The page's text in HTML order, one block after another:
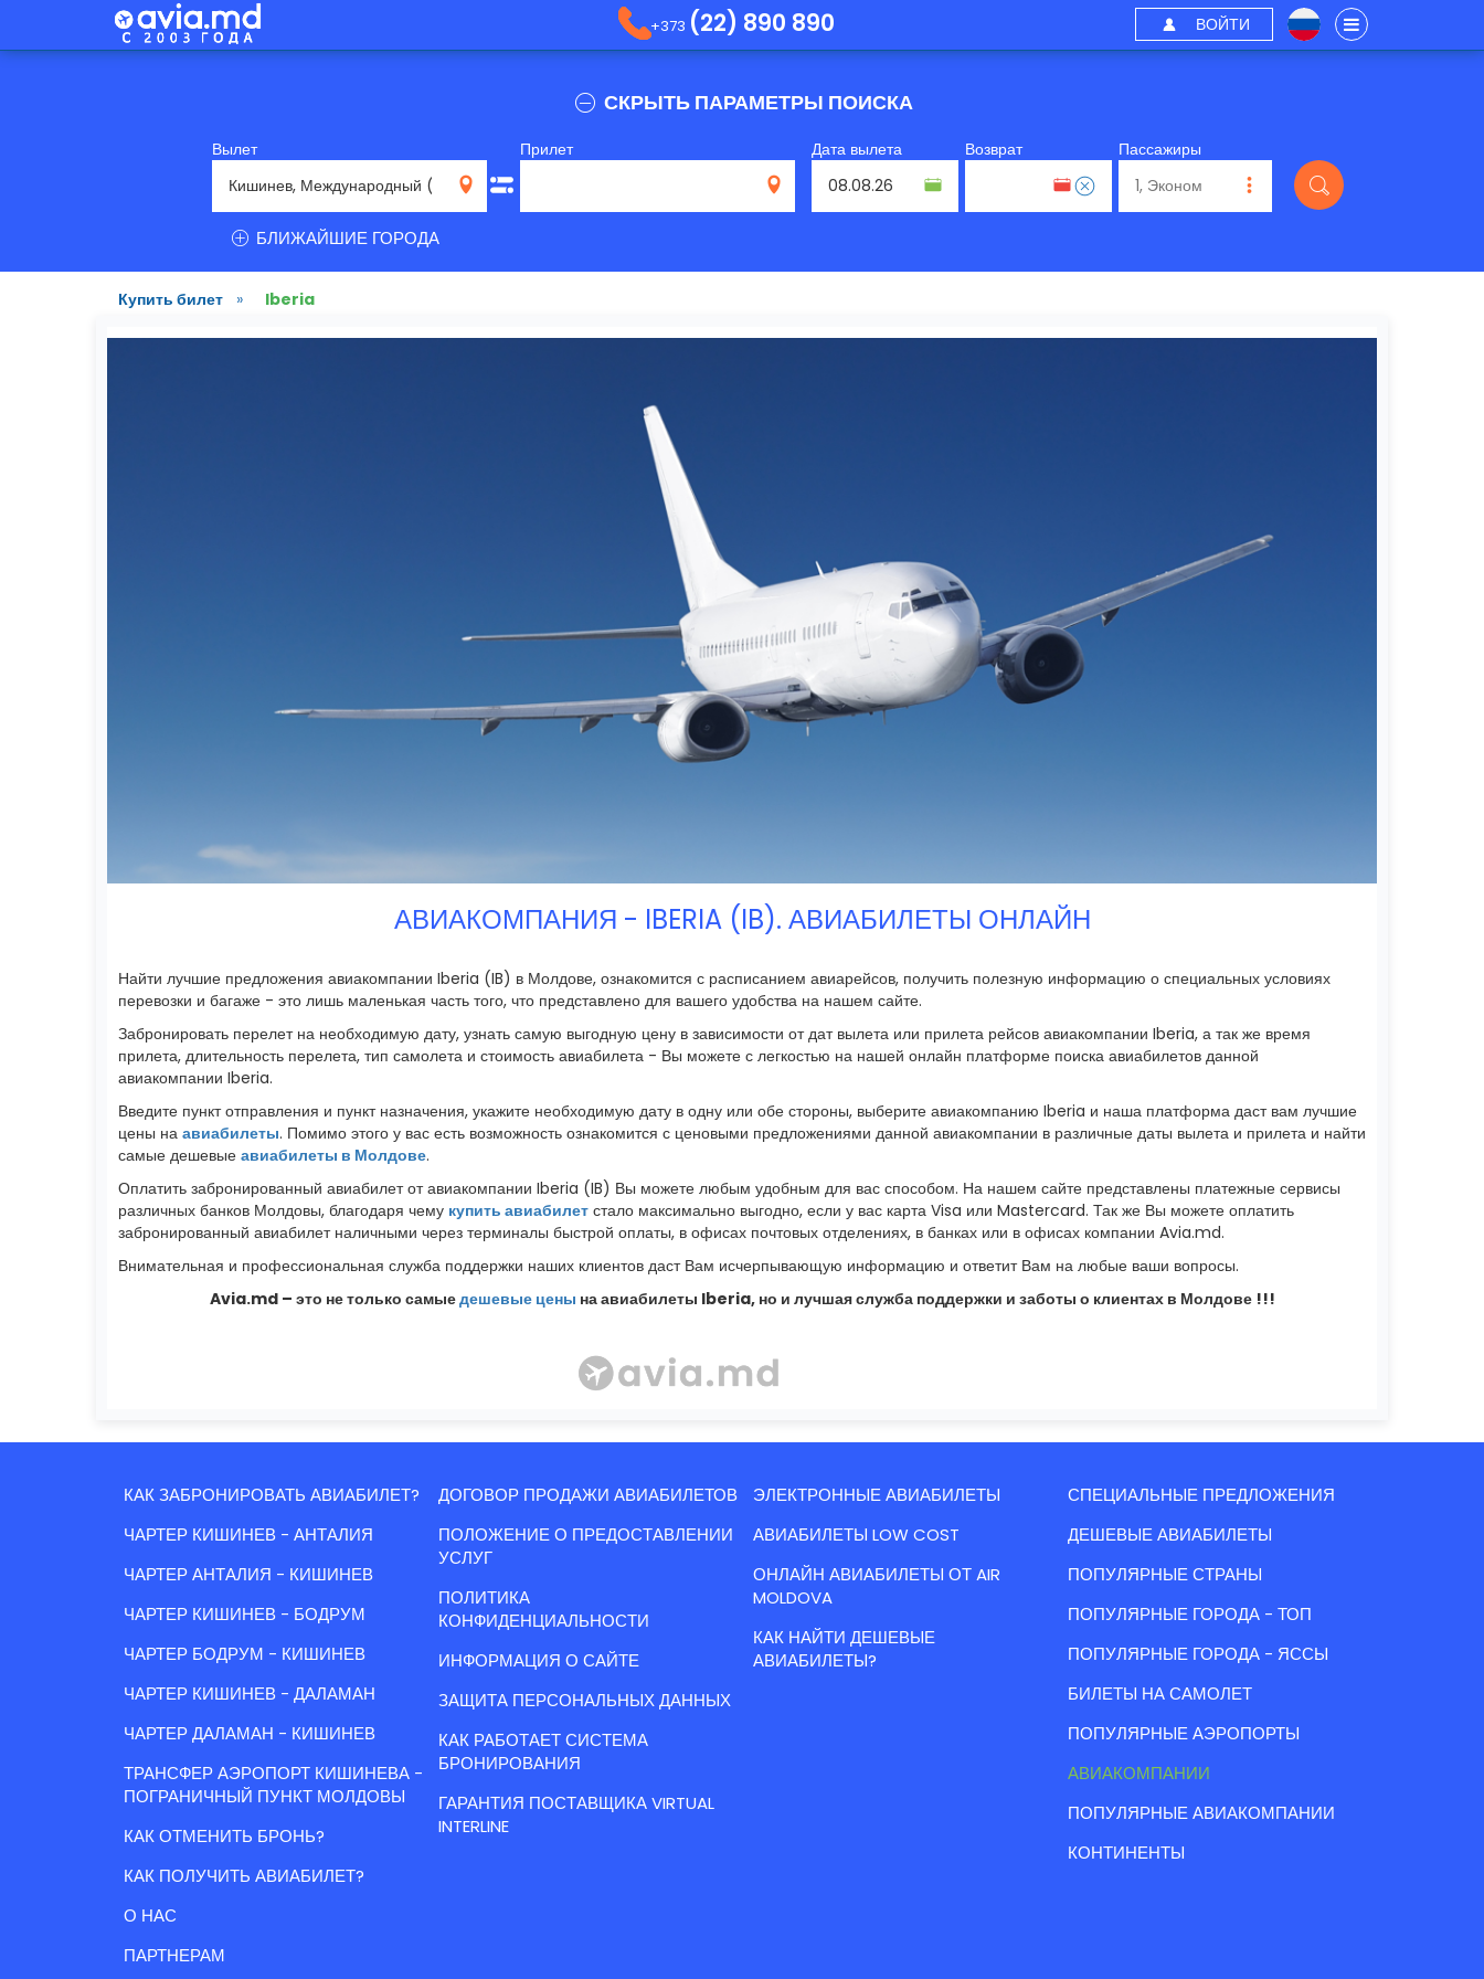
+373 (22) 890 890 ВОЙТИ
СКРЫТЬ ПАРАМЕТРЫ ПОИСКА
Вылет
RMO
Прилет Дата вылета Возврат Пассажиры
БЛИЖАЙШИЕ ГОРОДА
Купить билет » Iberia
АВИАКОМПАНИЯ - IBERIA (IB). АВИАБИЛЕТЫ ОНЛАЙН
Найти лучшие предложения авиакомпании Iberia (IB) в Молдове, ознакомится с расписанием авиарейсов, получить полезную информацию о специальных условиях
перевозки и багаже - это лишь маленькая часть того, что представлено для вашего удобства на нашем сайте.
Забронировать перелет на необходимую дату, узнать самую выгодную цену в зависимости от дат вылета или прилета рейсов авиакомпании Iberia, а так же время
прилета, длительность перелета, тип самолета и стоимость авиабилета - Вы можете с легкостью на нашей онлайн платформе поиска авиабилетов данной
авиакомпании Iberia.
Введите пункт отправления и пункт назначения, укажите необходимую дату в одну или обе стороны, выберите авиакомпанию Iberia и наша платформа даст вам лучшие
цены на авиабилеты. Помимо этого у вас есть возможность ознакомится с ценовыми предложениями данной авиакомпании в различные даты вылета и прилета и найти
самые дешевые авиабилеты в Молдове.
Оплатить забронированный авиабилет от авиакомпании Iberia (IB) Вы можете любым удобным для вас способом. На нашем сайте представлены платежные сервисы
различных банков Молдовы, благодаря чему купить авиабилет стало максимально выгодно, если у вас карта Visa или Mastercard. Так же Вы можете оплатить
забронированный авиабилет наличными через терминалы быстрой оплаты, в офисах почтовых отделениях, в банках или в офисах компании Avia.md.
Внимательная и профессиональная служба поддержки наших клиентов даст Вам исчерпывающую информацию и ответит Вам на любые ваши вопросы.
Avia.md – это не только самыедешевые цены на авиабилеты Iberia, но и лучшая служба поддержки и заботы о клиентах в Молдове !!!
КАК ЗАБРОНИРОВАТЬ АВИАБИЛЕТ?
ЧАРТЕР КИШИНЕВ - АНТАЛИЯ
ЧАРТЕР АНТАЛИЯ - КИШИНЕВ
ЧАРТЕР КИШИНЕВ - БОДРУМ
ЧАРТЕР БОДРУМ - КИШИНЕВ
ЧАРТЕР КИШИНЕВ - ДАЛАМАН
ЧАРТЕР ДАЛАМАН - КИШИНЕВ
ТРАНСФЕР АЭРОПОРТ КИШИНЕВА -
ПОГРАНИЧНЫЙ ПУНКТ МОЛДОВЫ
КАК ОТМЕНИТЬ БРОНЬ?
КАК ПОЛУЧИТЬ АВИАБИЛЕТ?
О НАС
ПАРТНЕРАМ
ДОГОВОР ПРОДАЖИ АВИАБИЛЕТОВ
ПОЛОЖЕНИЕ О ПРЕДОСТАВЛЕНИИ
УСЛУГ
ПОЛИТИКА
КОНФИДЕНЦИАЛЬНОСТИ
ИНФОРМАЦИЯ О САЙТЕ
ЗАЩИТА ПЕРСОНАЛЬНЫХ ДАННЫХ
КАК РАБОТАЕТ СИСТЕМА
БРОНИРОВАНИЯ
ГАРАНТИЯ ПОСТАВЩИКА VIRTUAL
INTERLINE
ЭЛЕКТРОННЫЕ АВИАБИЛЕТЫ
АВИАБИЛЕТЫ LOW COST
ОНЛАЙН АВИАБИЛЕТЫ ОТ AIR
MOLDOVA
КАК НАЙТИ ДЕШЕВЫЕ
АВИАБИЛЕТЫ?
СПЕЦИАЛЬНЫЕ ПРЕДЛОЖЕНИЯ
ДЕШЕВЫЕ АВИАБИЛЕТЫ
ПОПУЛЯРНЫЕ СТРАНЫ
ПОПУЛЯРНЫЕ ГОРОДА - ТОП
ПОПУЛЯРНЫЕ ГОРОДА - ЯССЫ
БИЛЕТЫ НА САМОЛЕТ
ПОПУЛЯРНЫЕ АЭРОПОРТЫ
АВИАКОМПАНИИ
ПОПУЛЯРНЫЕ АВИАКОМПАНИИ
КОНТИНЕНТЫ